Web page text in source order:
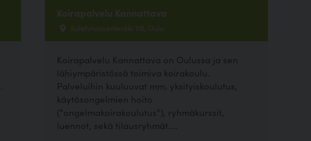
Koirapalvelu Kannattava
Kolehmaisenlenkki 116, Oulu
Koirapalvelu Kannattava on Oulussa ja sen
lähiympäristössä toimiva koirakoulu.
Palveluihin kuuluuvat mm. yksityiskoulutus,
käytösongelmien hoito
("ongelmakoirakoulutus"), ryhmäkurssit,
luennot, sekä tilausryhmät....